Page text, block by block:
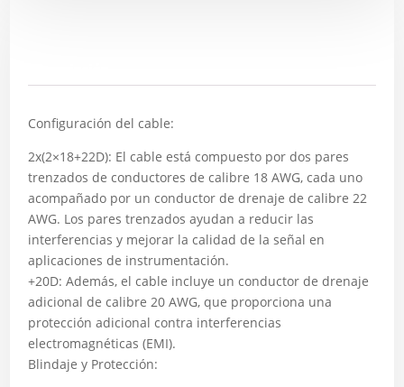
Configuración del cable:
2x(2×18+22D): El cable está compuesto por dos pares
trenzados de conductores de calibre 18 AWG, cada uno
acompañado por un conductor de drenaje de calibre 22
AWG. Los pares trenzados ayudan a reducir las
interferencias y mejorar la calidad de la señal en
aplicaciones de instrumentación.
+20D: Además, el cable incluye un conductor de drenaje
adicional de calibre 20 AWG, que proporciona una
protección adicional contra interferencias
electromagnéticas (EMI).
Blindaje y Protección: